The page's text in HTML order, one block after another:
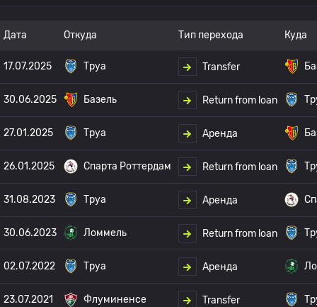
Дата Откуда Тип перехода Куда
17.07.2025 Труа Transfer
30.06.2025 Базель Return from loan
27.01.2025 Труа Аренда
26.01.2025 Спарта Роттердам Return from loan
31.08.2023 Труа Аренда
30.06.2023 Ломмель Return from loan
02.07.2022 Труа Аренда
23.07.2021 Флуминенсе Transfer